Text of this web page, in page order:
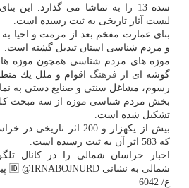
لیست آثار تاریخی به ثبت رسیده است.
بنای عمارت مفخم بعد از مرمت و احیا
و مردم شناسی استان تبدیل گشته است.
موزه های مردم شناسی همچون موزه
گوشه ای از فرهنگ اقوام و ملل یك
رسوم، مشاغل سنتی و صنایع دستی به
بخش مردم شناسی موزه از سه مبحث
تشكیل شده است.
بیش از یكهزار و 200 اثر
كه 583 اثر آن به ثبت رسیده است.
اخبار خراسان شمالی را در كانال
شمالی به نشانی 🆔 @IRNABOJNURD پیگیری كنید.
ع/ 6042